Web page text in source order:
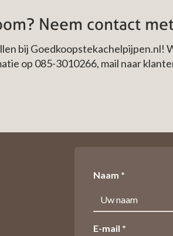
Neem contact
bij Goedkoopstekachelpijpen.nl!
op 085-3010266, mail naar
Naam *
E-mail *